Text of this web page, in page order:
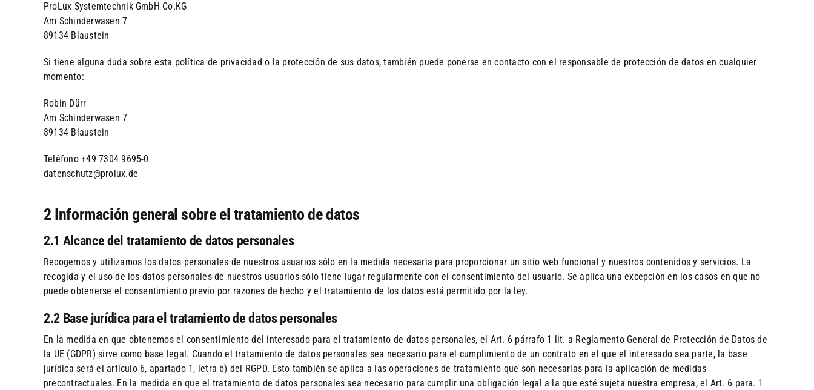
ProLux Systemtechnik GmbH Co.KG
Am Schinderwasen 7
89134 Blaustein
Si tiene alguna duda sobre esta política de privacidad o la protección de sus datos, también puede ponerse en contacto con el responsable de protección de datos en cualquier
momento:
Robin Dürr
Am Schinderwasen 7
89134 Blaustein
Teléfono +49 7304 9695-0
datenschutz@prolux.de
2 Información general sobre el tratamiento de datos
2.1 Alcance del tratamiento de datos personales
Recogemos y utilizamos los datos personales de nuestros usuarios sólo en la medida necesaria para proporcionar un sitio web funcional y nuestros contenidos y servicios. La
recogida y el uso de los datos personales de nuestros usuarios sólo tiene lugar regularmente con el consentimiento del usuario. Se aplica una excepción en los casos en que no
puede obtenerse el consentimiento previo por razones de hecho y el tratamiento de los datos está permitido por la ley.
2.2 Base jurídica para el tratamiento de datos personales
En la medida en que obtenemos el consentimiento del interesado para el tratamiento de datos personales, el Art. 6 párrafo 1 lit. a Reglamento General de Protección de Datos de
la UE (GDPR) sirve como base legal. Cuando el tratamiento de datos personales sea necesario para el cumplimiento de un contrato en el que el interesado sea parte, la base
jurídica será el artículo 6, apartado 1, letra b) del RGPD. Esto también se aplica a las operaciones de tratamiento que son necesarias para la aplicación de medidas
precontractuales. En la medida en que el tratamiento de datos personales sea necesario para cumplir una obligación legal a la que esté sujeta nuestra empresa, el Art. 6 para. 1